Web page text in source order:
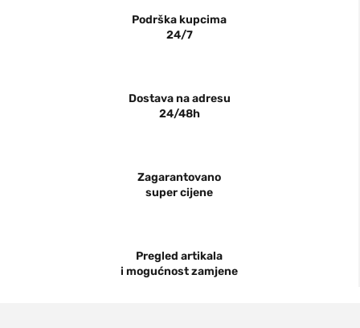
Podrška kupcima
24/7
Dostava na adresu
24/48h
Zagarantovano
super cijene
Pregled artikala
i mogućnost zamjene